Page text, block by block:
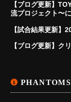
【ブログ更新】
流プロジェクト〜
【試合結果更新】
【ブログ更新】ク